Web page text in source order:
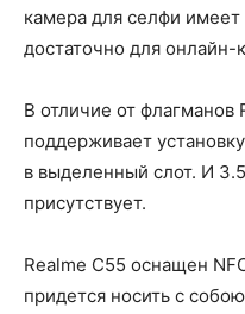
камера для селфи
достаточно для
В отличие от флагманов
поддерживает
в выделенный слот. И
присутствует.
Realme C55 оснащен
придется носить с